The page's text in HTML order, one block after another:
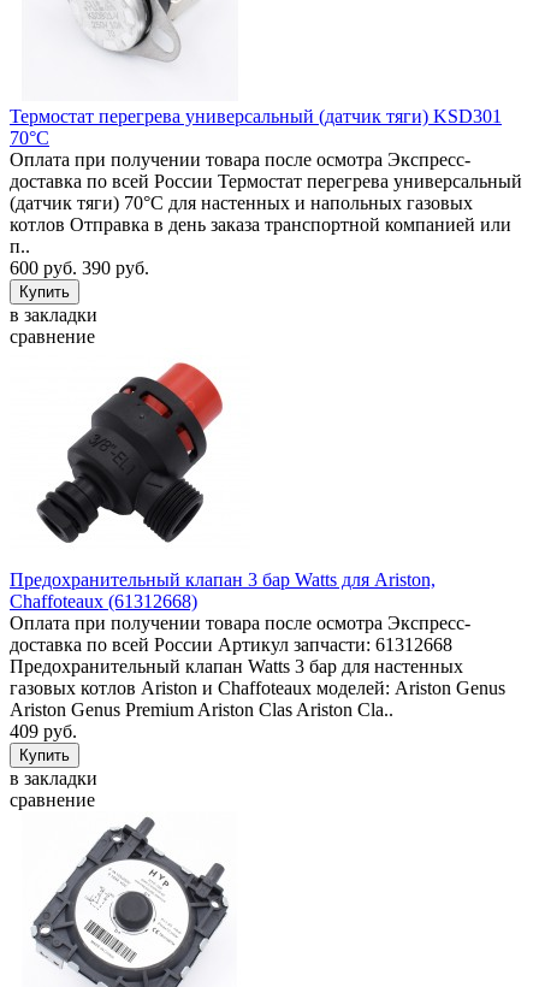
Термостат перегрева универсальный (датчик тяги) KSD301
70°C
Оплата при получении товара после осмотра Экспресс-
доставка по всей России Термостат перегрева универсальный
(датчик тяги) 70°C для настенных и напольных газовых
котлов Отправка в день заказа транспортной компанией или
п..
600 руб. 390 руб.
в закладки
сравнение
Предохранительный клапан 3 бар Watts для Ariston,
Chaffoteaux (61312668)
Оплата при получении товара после осмотра Экспресс-
доставка по всей России Артикул запчасти: 61312668
Предохранительный клапан Watts 3 бар для настенных
газовых котлов Ariston и Chaffoteaux моделей: Ariston Genus
Ariston Genus Premium Ariston Clas Ariston Cla..
409 руб.
в закладки
сравнение